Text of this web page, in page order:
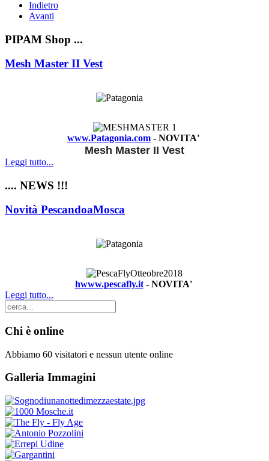
Indietro
Avanti
PIPAM Shop ...
Mesh Master II Vest
www.Patagonia.com - NOVITA'
Mesh Master II Vest
Leggi tutto...
.... NEWS !!!
Novità PescandoaMosca
hwww.pescafly.it- NOVITA'
Leggi tutto...
Chi è online
Abbiamo 60 visitatori e nessun utente online
Galleria Immagini